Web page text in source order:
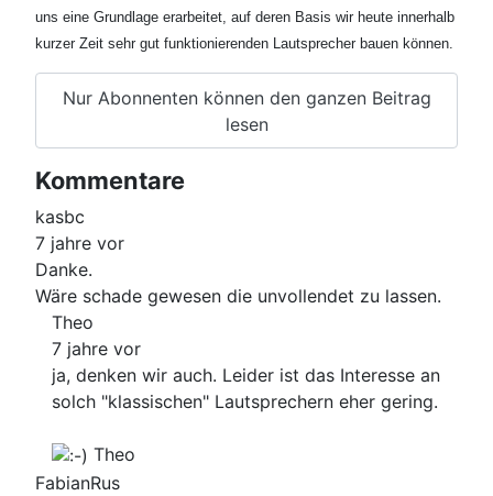
uns eine Grundlage erarbeitet, auf deren Basis wir heute innerhalb
kurzer Zeit sehr gut funktionierenden Lautsprecher bauen können.
Nur Abonnenten können den ganzen Beitrag
lesen
Kommentare
kasbc
7 jahre vor
Danke.
Wäre schade gewesen die unvollendet zu lassen.
Theo
7 jahre vor
ja, denken wir auch. Leider ist das Interesse an
solch "klassischen" Lautsprechern eher gering.
Theo
FabianRus